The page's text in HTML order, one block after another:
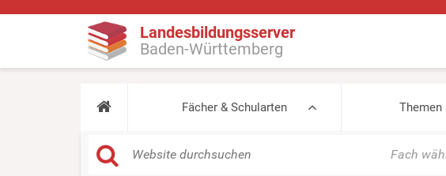
Landesbildungsserver
Baden-Württemberg
Fächer & Schularten Themen
Fach